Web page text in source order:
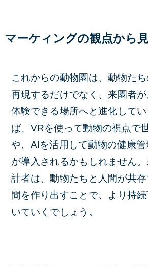
マーケィングの観点から
これからの動物園は、動物た
再現するだけでなく、来園者が
体験できる場所へと進化してい
ば、VRを使って動物の視点で
や、AIを活用して動物の健康
が導入されるかもしれません
計者は、動物たちと人間が共
間を作り出すことで、より持
いていくでしょう。